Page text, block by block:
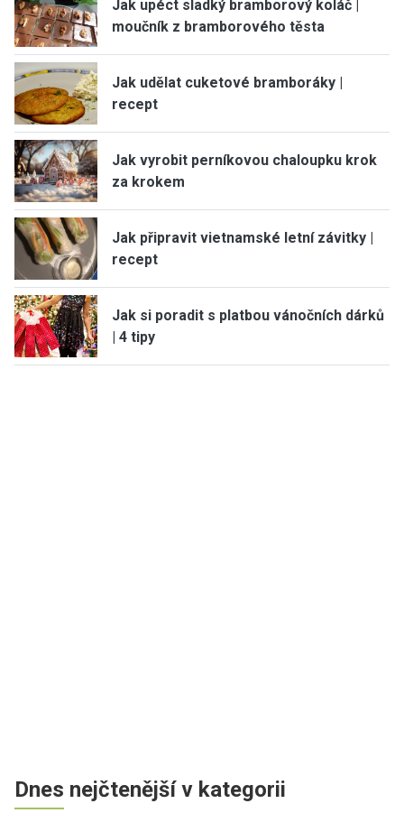
Jak upéct sladký bramborový koláč |
moučník z bramborového těsta
Jak udělat cuketové bramboráky |
recept
Jak vyrobit perníkovou chaloupku krok
za krokem
Jak připravit vietnamské letní závitky |
recept
Jak si poradit s platbou vánočních dárků
| 4 tipy
Dnes nejčtenější v kategorii